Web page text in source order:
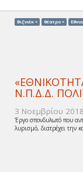
Βιζνιέκ × θέατρο ×
Ν.Π.Δ.Δ.
3 Νοεμβρίου 2018
Έργο σπονδυλωτό που
λυρισμό, διατρέχει την